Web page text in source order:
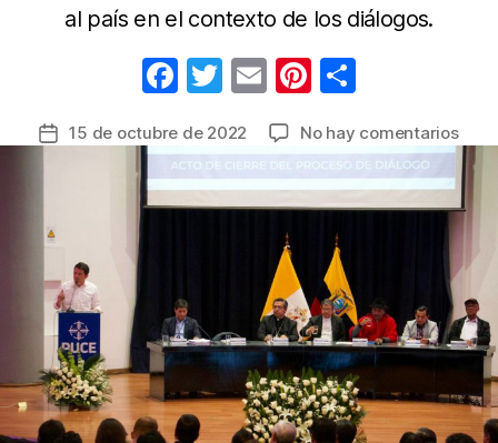
al país en el contexto de los diálogos.
F
c
e
b
k
T
itt
er
E
ail
Pi
er
e
st
m
p
ar
Fecha15 de octubre de 2022 No hay comentariosen
de
y
de
218